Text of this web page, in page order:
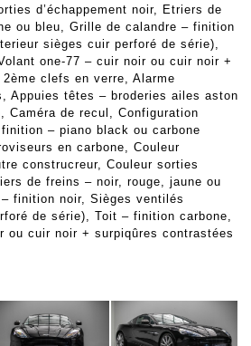
d’échappement noir, Etriers de
ou bleu, Grille de calandre – finition
sièges cuir perforé de série),
one-77 – cuir noir ou cuir noir +
clefs en verre, Alarme
Appuies têtes – broderies ailes aston
Caméra de recul, Configuration
– piano black ou carbone
en carbone, Couleur
construcreur, Couleur sorties
de freins – noir, rouge, jaune ou
finition noir, Sièges ventilés
de série), Toit – finition carbone,
ou cuir noir + surpiqûres contrastées